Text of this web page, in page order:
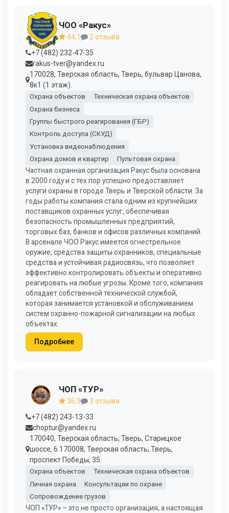
ЧОО «Ракус»
44,1
2 отзыва
+7 (482) 232-47-35
rakus-tver@yandex.ru
170028, Тверская область, Тверь, бульвар Цанова,
8к1 (1 этаж).
Охрана объектов
Техническая охрана объектов
Охрана бизнеса
Группы быстрого реагирования (ГБР)
Контроль доступа (СКУД)
Установка видеонаблюдения
Охрана домов и квартир
Пультовая охрана
Частная охранная организация Ракус была основана
в 2000 году и с тех пор успешно предоставляет
услуги охраны в городе Тверь и Тверской области. За
годы работы компания стала одним из крупнейших
поставщиков охранных услуг, обеспечивая
безопасность промышленных предприятий,
торговых баз, банков и офисов различных компаний.
В арсенале ЧОО Ракус имеется огнестрельное
оружие, средства защиты охранников, специальные
средства и устойчивая радиосвязь, что позволяет
эффективно контролировать объекты и оперативно
реагировать на любые угрозы. Кроме того, компания
обладает собственной технической службой,
которая занимается установкой и обслуживанием
систем охранно-пожарной сигнализации на любых
объектах.
Подробнее
ЧОП «ТУР»
36,9
3 отзыва
+7 (482) 243-13-33
choptur@yandex.ru
170040, Тверская область, Тверь, Старицкое
шоссе, 6.170008, Тверская область, Тверь,
проспект Победы, 35.
Охрана объектов
Техническая охрана объектов
Личная охрана
Консультации по охране
Сопровождение грузов
ЧОП «ТУР» – это не просто организация, а настоящая